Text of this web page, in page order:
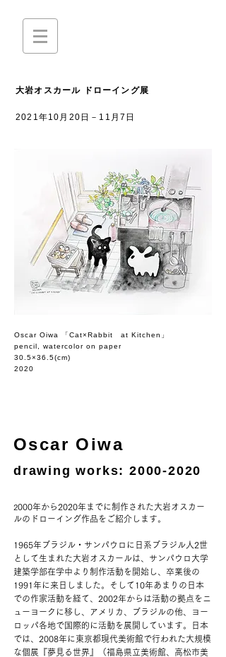
大岩オスカール ドローイング展
2021年10月20日－11月7日
Oscar Oiwa 「Cat×Rabbit at Kitchen」
pencil, watercolor on paper
30.5×36.5(cm)
2020
Oscar Oiwa
drawing works:2000-2020
2000年から2020年までに制作された大岩オスカー
ルのドローイング作品をご紹介します。
1965年ブラジル・サンパウロに日系ブラジル人2世
として生まれた大岩オスカールは、サンパウロ大学
建築学部在学中より制作活動を開始し、卒業後の
1991年に来日しました。そして10年あまりの日本
での作家活動を経て、2002年からは活動の拠点をニ
ューヨークに移し、アメリカ、ブラジルの他、ヨー
ロッパ各地で国際的に活動を展開しています。日本
では、2008年に東京都現代美術館で行われた大規模
な個展『夢見る世界』（福島県立美術館、高松市美